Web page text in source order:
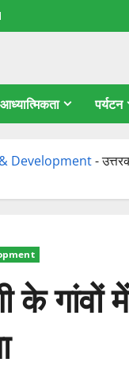
आध्यात्मिकता पर्यटन
Development-
के गांवों